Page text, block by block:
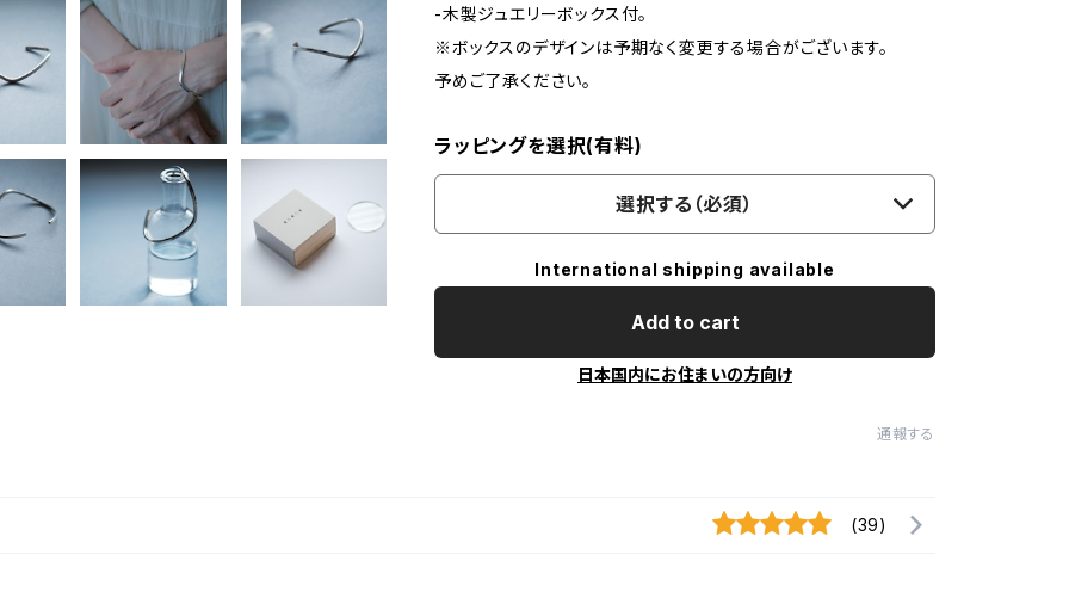
-木製ジュエリーボックス付。
※ボックスのデザインは予期なく変更する場合がございます。
予めご了承ください。
ラッピングを選択(有料)
選択する（必須）
International shipping available
Add to cart
日本国内にお住まいの方向け
通報する
(39)